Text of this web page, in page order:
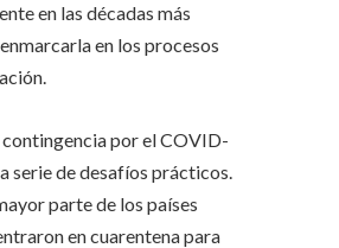
en las décadas más
en los procesos
contingencia por el COVID-
serie de desafíos prácticos.
parte de los países
en cuarentena para